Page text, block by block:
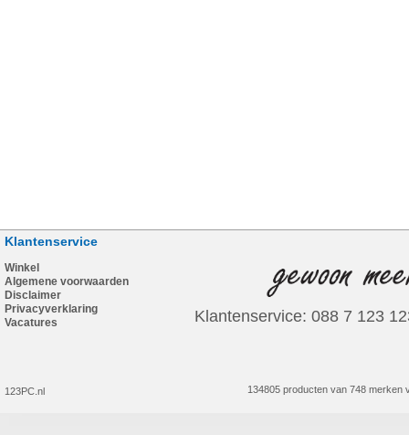
Klantenservice
Winkel
Algemene voorwaarden
Disclaimer
Privacyverklaring
Vacatures
123PC.nl
Klantenservice: 088 7 123
134805 producten van 748 merken